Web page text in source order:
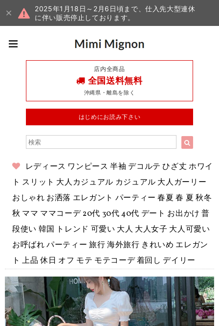
2025年1月18日～2月6日頃まで、仕入先大型連休
に伴い販売停止しております。
店内全商品
全国送料無料
沖縄県・離島を除く
はじめにお読み下さい
レディース ワンピース 半袖 デコルテ ひざ丈 ホワイ
ト スリット 大人カジュアル カジュアル 大人ガーリー
おしゃれ お洒落 エレガント パーティー 春夏 春 夏 秋冬
秋 ママ ママコーデ 20代 30代 40代 デート お出かけ 普
段使い 韓国 トレンド 可愛い 大人 大人女子 大人可愛い
お呼ばれ パーティー 旅行 海外旅行 きれいめ エレガン
ト 上品 休日 オフ モテ モテコーデ 着回し デイリー